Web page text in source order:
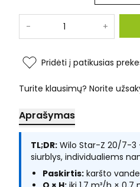
- +
Pridėti į patikusias
Turite klausimų? Norite
Aprašymas
TL;DR: Wilo Star-Z 20/7-3
siurblys, individualiems
Paskirtis: karšto